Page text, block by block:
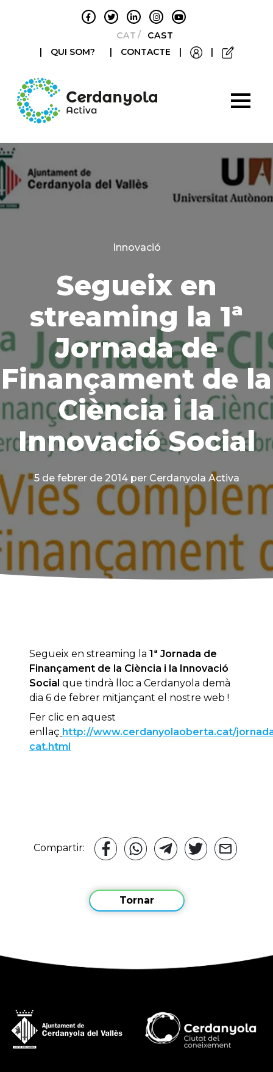
CATALÀCASTELLANO
|
QUI SOM? | CONTACTE | |
Categories
Innovació
Segueix en
streaming la 1ª
Jornada de
Finançament de la
Ciència i la
Innovació Social
5 de febrer de 2014 per Cerdanyola Activa
Segueix en streaming la 1ª Jornada de
Finançament de la Ciència i la Innovació
Social que tindrà lloc a Cerdanyola demà
dia 6 de febrer mitjançant el nostre web !
Fer clic en aquest
enllaç http://www.cerdanyolaoberta.cat/
cat.html
Compartir:
Tornar